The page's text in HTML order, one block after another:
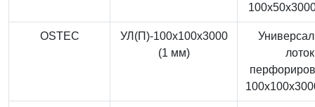
OSTEC
УЛ(П)-100x100x3000
(1 мм)
лоток